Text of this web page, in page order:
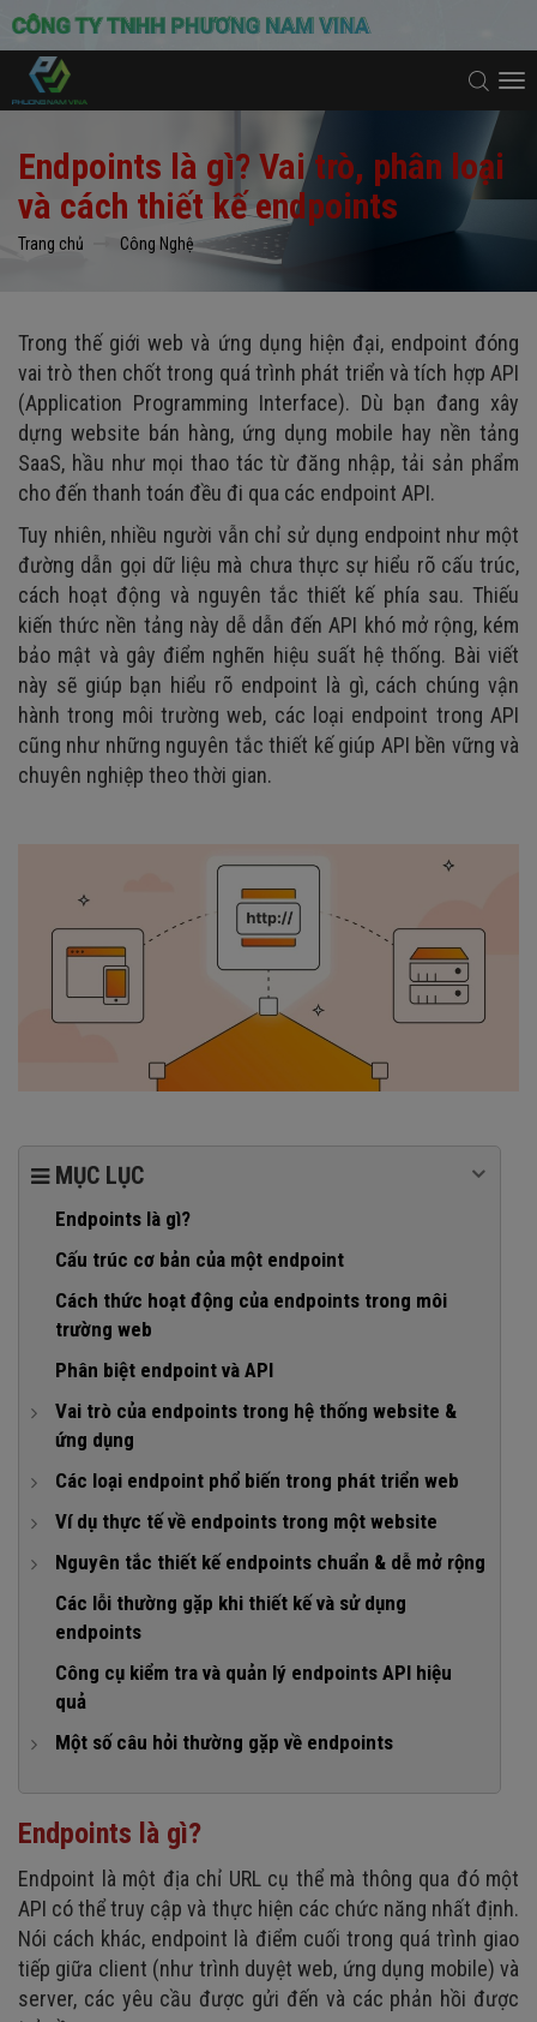
Endpoints là gì? Vai trò, phân loại
và cách thiết kế endpoints
Trang chủ Công Nghệ
Trong thế giới web và ứng dụng hiện đại, endpoint đóng
vai trò then chốt trong quá trình phát triển và tích hợp API
(Application Programming Interface). Dù bạn đang xây
dựng website bán hàng, ứng dụng mobile hay nền tảng
SaaS, hầu như mọi thao tác từ đăng nhập, tải sản phẩm
cho đến thanh toán đều đi qua các endpoint API.
Tuy nhiên, nhiều người vẫn chỉ sử dụng endpoint như một
đường dẫn gọi dữ liệu mà chưa thực sự hiểu rõ cấu trúc,
cách hoạt động và nguyên tắc thiết kế phía sau. Thiếu
kiến thức nền tảng này dễ dẫn đến API khó mở rộng, kém
bảo mật và gây điểm nghẽn hiệu suất hệ thống. Bài viết
này sẽ giúp bạn hiểu rõ endpoint là gì, cách chúng vận
hành trong môi trường web, các loại endpoint trong API
cũng như những nguyên tắc thiết kế giúp API bền vững và
chuyên nghiệp theo thời gian.
MỤC LỤC
Endpoints là gì?
Cấu trúc cơ bản của một endpoint
Cách thức hoạt động của endpoints trong môi
trường web
Phân biệt endpoint và API
Vai trò của endpoints trong hệ thống website &
ứng dụng
1. Trạm trung chuyển dữ liệu
2. Điểm thực thi logic nghiệp vụ
3. Cổng bảo mật hệ thống
4. Tối ưu hóa hiệu suất và khả năng mở rộng
Các loại endpoint phổ biến trong phát triển web
1. RESTful API endpoints
2. GraphQL endpoint
3. SOAP endpoint
4. Public endpoint
5. Private endpoint
6. Internal endpoint
Ví dụ thực tế về endpoints trong một website
1. Ví dụ endpoints trong website bán hàng (E-commerce)
2. Ví dụ endpoints trong website tin tức
Nguyên tắc thiết kế endpoints chuẩn & dễ mở rộng
1. Đặt tên theo tài nguyên
2. Sử dụng đúng HTTP method
3. Giữ endpoints ngắn gọn, dễ đọc
4. Versioning rõ ràng
5. Trả dữ liệu nhất quán
6. Chuẩn hóa status code
Các lỗi thường gặp khi thiết kế và sử dụng
endpoints
Công cụ kiểm tra và quản lý endpoints API hiệu
quả
Một số câu hỏi thường gặp về endpoints
2. Vì sao endpoints là mục tiêu tấn công phổ biến và cách
bảo vệ như thế nào?
3. Một API có thể có bao nhiêu endpoints?
Endpoints là gì?
Endpoint là một địa chỉ URL cụ thể mà thông qua đó một
API có thể truy cập và thực hiện các chức năng nhất định.
Nói cách khác, endpoint là điểm cuối trong quá trình giao
tiếp giữa client (như trình duyệt web, ứng dụng mobile) và
server, các yêu cầu được gửi đến và các phản hồi được